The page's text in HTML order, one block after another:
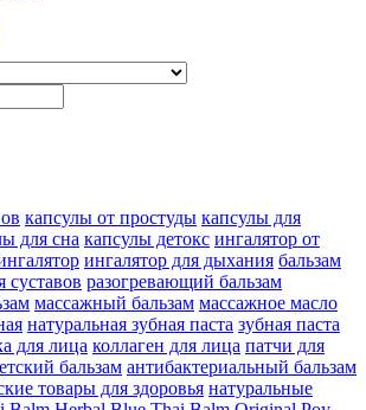
капсулы от простуды капсулы для
для сна капсулы детокс ингалятор от
ингалятор для дыхания бальзам
суставов разогревающий бальзам
массажный бальзам массажное масло
натуральная зубная паста зубная паста
для лица коллаген для лица патчи для
бальзам антибактериальный бальзам
товары для здоровья натуральные